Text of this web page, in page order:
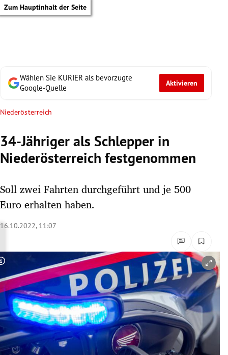
Zum Hauptinhalt der Seite
Untermenü
Untermenü
Untermenü
Untermenü
Wählen Sie KURIER als bevorzugte
Google-Quelle
Aktivieren
Niederösterreich
34-Jähriger als Schlepper in
Niederösterreich festgenommen
Soll zwei Fahrten durchgeführt und je 500
Euro erhalten haben.
16.10.2022, 11:07
Copyright-Hinweis öffnen/schließen